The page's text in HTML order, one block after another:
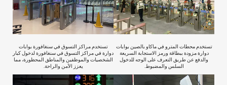
تستخدم محطات المترو في ماكاو بالصين بوابات
دوارة مزودة ببطاقة ورمز الاستجابة السريعة
والدفع عن طريق التعرف على الوجه للدخول
السلس والمضبوط.
تستخدم مراكز التسوق في سنغافورة بوابات
دوارة في مراكز التسوق في سنغافورة لدخول كبار
الشخصيات والموظفين والمناطق المحظورة، مما
يعزز الأمن والراحة.